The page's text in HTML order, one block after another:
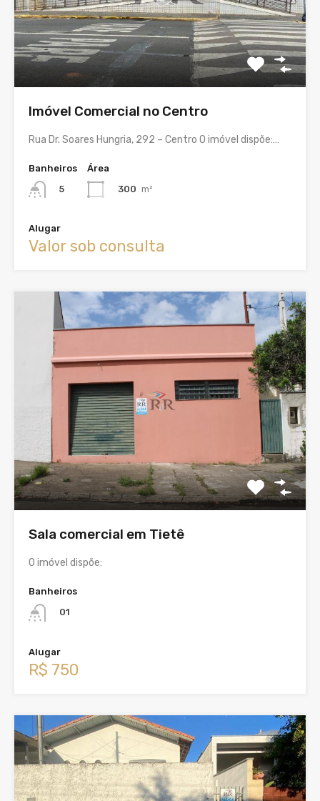
Imóvel Comercial no Centro
Rua Dr. Soares Hungria, 292 – Centro O imóvel dispõe:…
Banheiros
5
Área
300 m²
Alugar
Valor sob consulta
Sala comercial em Tietê
O imóvel dispõe:
Banheiros
01
Alugar
R$ 750